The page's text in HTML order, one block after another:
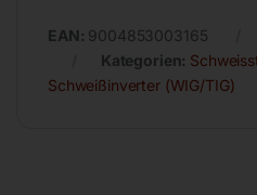
EAN: 9004853003165
Kategorien:
Schweißinverter (WIG/TIG)